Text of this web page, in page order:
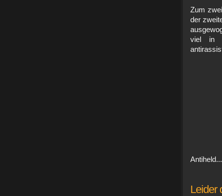
Zum
der
viel in
Leider